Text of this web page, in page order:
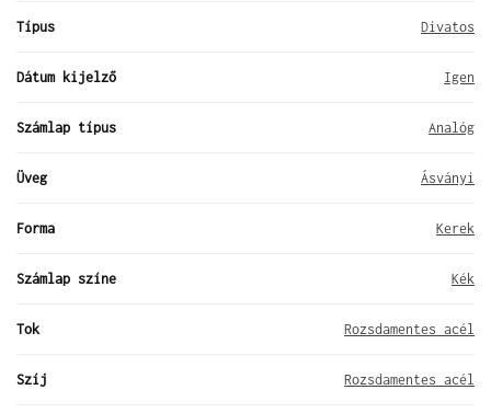
Típus Divatos
Dátum kijelző Igen
Számlap típus Analóg
Üveg Ásványi
Forma Kerek
Számlap színe Kék
Tok Rozsdamentes acél
Szíj Rozsdamentes acél